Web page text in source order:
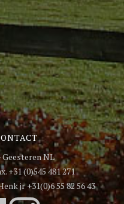
Geesteren NL
+31 (0)545 481 271
jr +31(0)6 55 82 56 43